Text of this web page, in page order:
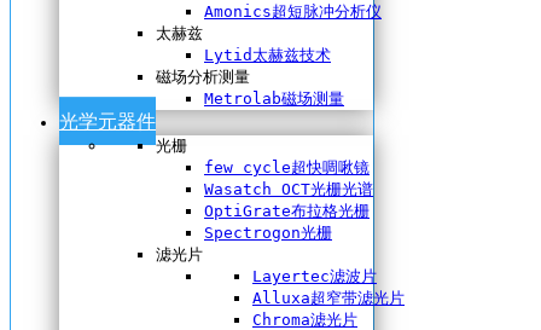
Amonics超短脉冲分析仪
太赫兹
Lytid太赫兹技术
磁场分析测量
Metrolab磁场测量
光学元器件
光栅
few cycle超快啁啾镜
Wasatch OCT光栅光谱
OptiGrate布拉格光栅
Spectrogon光栅
滤光片
Layertec滤波片
Alluxa超窄带滤光片
Chroma滤光片